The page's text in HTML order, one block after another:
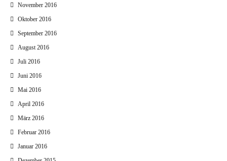
November 2016
Oktober 2016
September 2016
August 2016
Juli 2016
Juni 2016
Mai 2016
April 2016
März 2016
Februar 2016
Januar 2016